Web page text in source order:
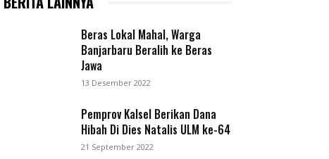
Beras Lokal Mahal, Warga
Banjarbaru Beralih ke Beras
Jawa
13 Desember 2022
Pemprov Kalsel Berikan Dana
Hibah Di Dies Natalis ULM ke-64
21 September 2022